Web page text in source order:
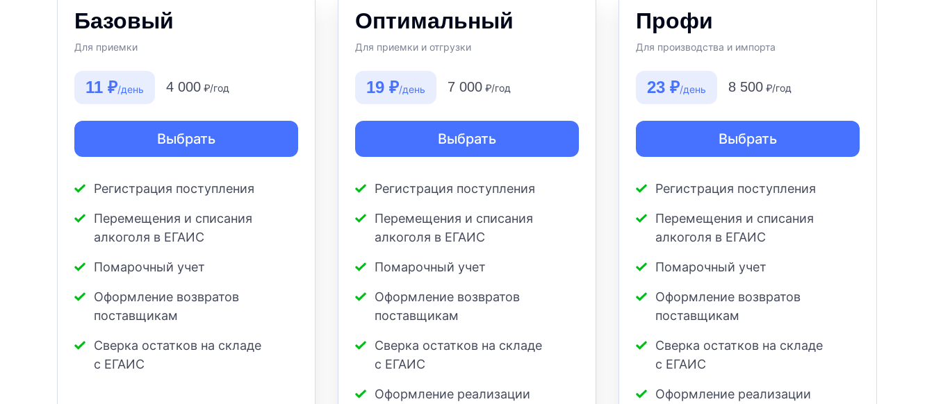
Базовый
Для приемки
11 ₽/день 4 000 ₽/год
Выбрать
Регистрация поступления
Перемещения и списания
алкоголя в ЕГАИС
Помарочный учет
Оформление возвратов
поставщикам
Сверка остатков на складе
с ЕГАИС
Оптимальный
Для приемки и отгрузки
19 ₽/день 7 000 ₽/год
Выбрать
Регистрация поступления
Перемещения и списания
алкоголя в ЕГАИС
Помарочный учет
Оформление возвратов
поставщикам
Сверка остатков на складе
с ЕГАИС
Оформление реализации
Профи
Для производства и импорта
23 ₽/день 8 500 ₽/год
Выбрать
Регистрация поступления
Перемещения и списания
алкоголя в ЕГАИС
Помарочный учет
Оформление возвратов
поставщикам
Сверка остатков на складе
с ЕГАИС
Оформление реализации